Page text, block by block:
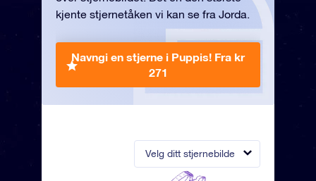
Velg ditt stjernebilde
kjente stjernetåken vi kan se fra Jorda.
Navngi en stjerne i Puppis! Fra kr
271